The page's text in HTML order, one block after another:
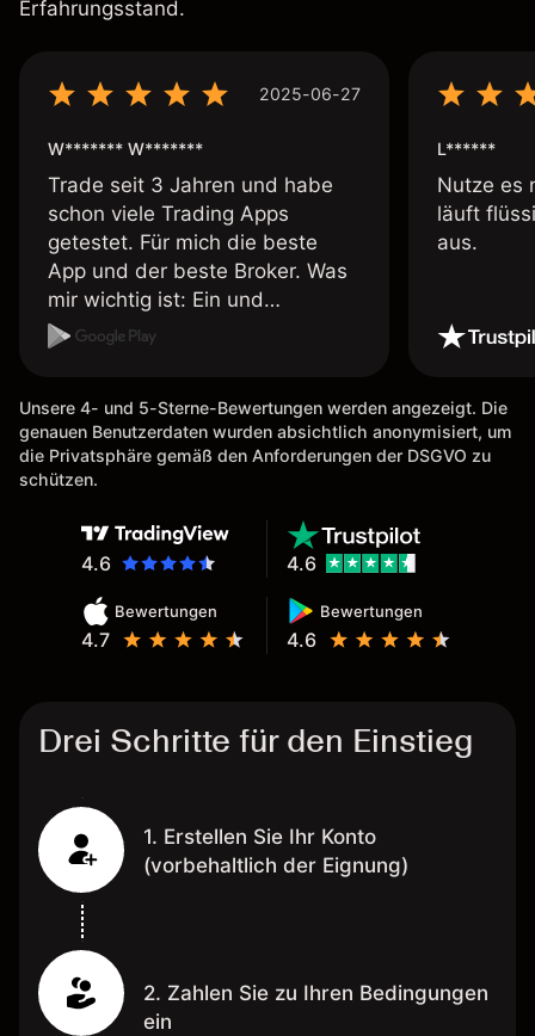
Erfahrungsstand.
2025-06-27
W******* W*******
Trade seit 3 Jahren und habe
schon viele Trading Apps
getestet. Für mich die beste
App und der beste Broker. Was
mir wichtig ist: Ein und
Auszahlungen per Kreditkarte
möglich. Auszahlungen immer
möglich. Berichte, Auszüge OK.
Eine Diagrammfunktion wie es
bei Naga ist wäre
L******
Nutze es
läuft
aus.
Unsere 4- und 5-Sterne-Bewertungen werden angezeigt. Die
genauen Benutzerdaten wurden absichtlich anonymisiert, um
die Privatsphäre gemäß den Anforderungen der DSGVO zu
schützen.
4.6
Bewertungen
4.7
Bewertungen
4.6
4.6
Drei Schritte für den Einstieg
1. Erstellen Sie Ihr Konto
(vorbehaltlich der Eignung)
2. Zahlen Sie zu Ihren Bedingungen
ein